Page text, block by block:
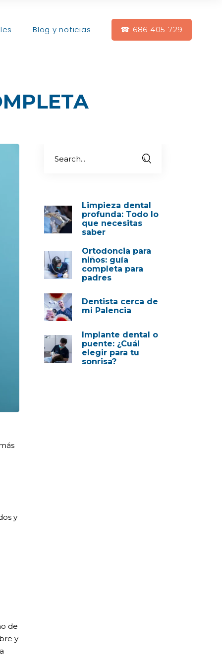
Blog y noticias ☎ 686 405 729
y
de
y
Limpieza dental
profunda: Todo lo
que necesitas
saber
Ortodoncia para
niños: guía
completa para
padres
Dentista cerca de
mi Palencia
Implante dental o
puente: ¿Cuál
elegir para tu
sonrisa?